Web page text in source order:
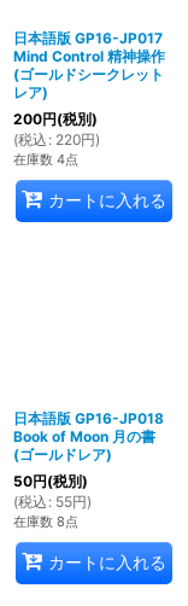
日本語版 GP16-JP017
Mind Control 精神操作
(ゴールドシークレット
レア)
200円(税別)
(税込 : 220円)
在庫数 4点
カートに入れる
日本語版 GP16-JP018
Book of Moon 月の書
(ゴールドレア)
50円(税別)
(税込 : 55円)
在庫数 8点
カートに入れる